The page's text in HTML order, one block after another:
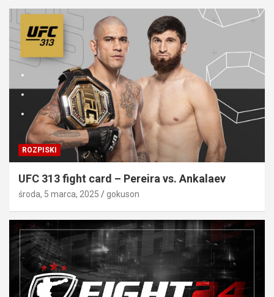
ROZPISKI
UFC 313 fight card – Pereira vs. Ankalaev
środa, 5 marca, 2025 gokuson